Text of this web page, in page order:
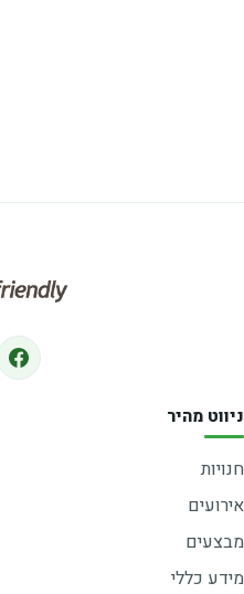
ניווט מהיר
חנויות
אירועים
מבצעים
מידע כללי